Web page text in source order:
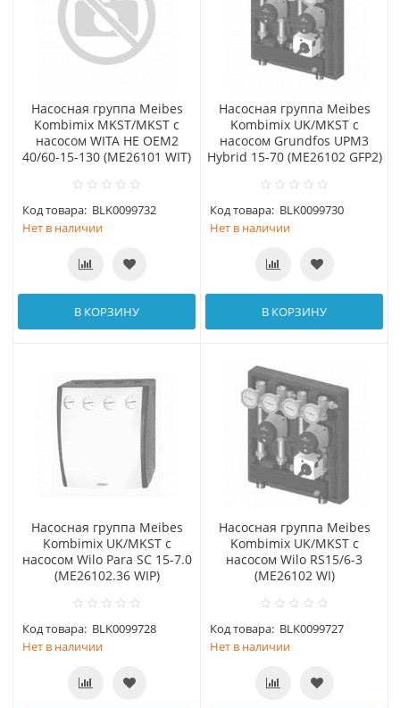
Насосная группа Meibes
Kombimix MKST/MKST с
насосом WITA HE OEM2
40/60-15-130 (МЕ26101 WIT)
Код товара: BLK0099732
Нет в наличии
В КОРЗИНУ
Насосная группа Meibes
Kombimix UK/MKST с
насосом Grundfos UPM3
Hybrid 15-70 (МЕ26102 GFP2)
Код товара: BLK0099730
Нет в наличии
В КОРЗИНУ
Насосная группа Meibes
Kombimix UK/MKST с
насосом Wilo Para SC 15-7.0
(МЕ26102.36 WIP)
Код товара: BLK0099728
Нет в наличии
Насосная группа Meibes
Kombimix UK/MKST с
насосом Wilo RS15/6-3
(МЕ26102 WI)
Код товара: BLK0099727
Нет в наличии